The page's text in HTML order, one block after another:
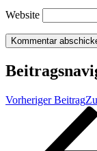
Website
Vorheriger Beitrag